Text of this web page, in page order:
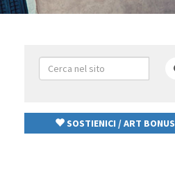
Form
di
SOSTIENICI / ART BONUS